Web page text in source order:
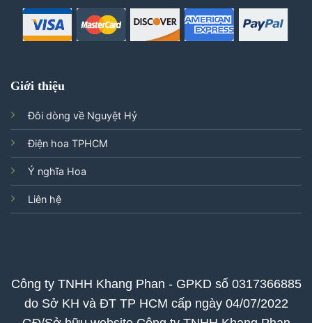
Giới thiệu
Đôi dòng về Nguyệt Hỷ
Điện hoa TPHCM
Ý nghĩa Hoa
Liên hệ
Công ty TNHH Khang Phan - GPKD số 0317366885
do Sở KH và ĐT TP HCM cấp ngày 04/07/2022